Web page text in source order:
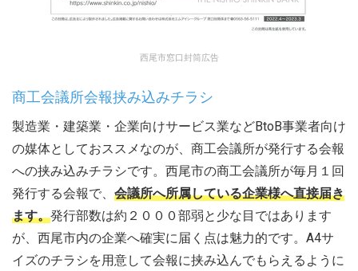
西尾市窓口封筒広告
商工会議所会報挟み込みチラシ
製造業・建築業・企業向けサービス業などBtoB事業者向け
の媒体としておススメなのが、商工会議所が発行する会報
への挟み込みチラシです。西尾市の商工会議所が毎月１回
発行する会報で、 会議所へ所属している企業様へ直接届き
ます。発行部数は約２０００部弱と少な目ではあります
が、西尾市内の企業へ確実に届く点は魅力的です。A4サ
イズのチラシを用意して会報に挟み込んでもらえるように